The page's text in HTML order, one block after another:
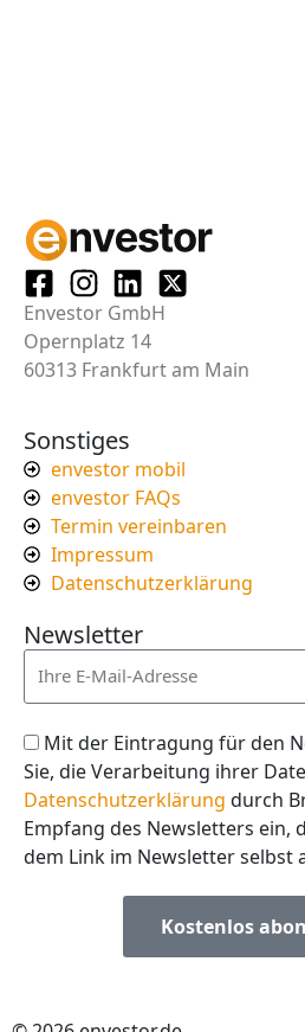
Envestor GmbH
Opernplatz 14
60313 Frankfurt am Main
Sonstiges
envestor mobil
envestor FAQs
Termin vereinbaren
Impressum
Datenschutzerklärung
Newsletter
Mit der Eintragung für den
Sie, die Verarbeitung ihrer
Datenschutzerklärung durch
Empfang des Newsletters ein,
dem Link im Newsletter selbst
Kostenlos